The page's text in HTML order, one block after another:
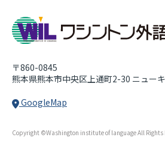
〒860-0845
熊本県熊本市中央区上通町2-30 ニュー
GoogleMap
Copyright ©Washington institute of language All Rights